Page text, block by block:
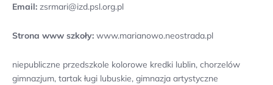
Email: zsrmari@izd.psl.org.pl
Strona www szkoły: www.marianowo.neostrada.pl
niepubliczne przedszkole kolorowe kredki lublin, chorzelów
gimnazjum, tartak ługi lubuskie, gimnazja artystyczne